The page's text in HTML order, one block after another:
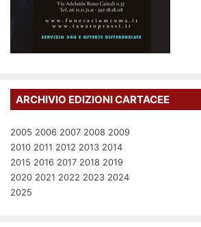
ARCHIVIO EDIZIONI CARTACEE
2005 2006 2007 2008 2009
2010 2011 2012 2013 2014
2015 2016 2017 2018 2019
2020 2021 2022 2023 2024
2025